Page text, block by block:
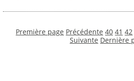
Première page Précédente 40 41 42
Suivante Dernière